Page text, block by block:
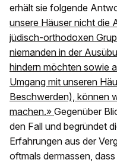
erhält sie folgende
unsere Häuser nicht die
jüdisch-orthodoxen
niemanden in der
hindern möchten sowie
Umgang mit unseren
Beschwerden), können
machen.» Gegenüber
den Fall und begründet
Erfahrungen aus der
oftmals dermassen,